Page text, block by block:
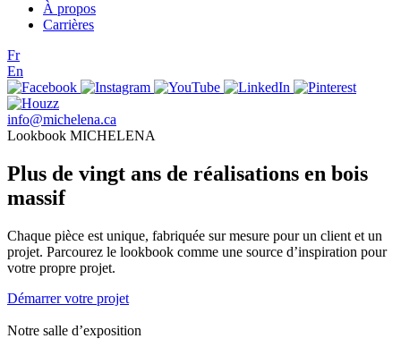
À propos
Carrières
Fr
En
info@michelena.ca
Lookbook MICHELENA
Plus de vingt ans de réalisations en bois
massif
Chaque pièce est unique, fabriquée sur mesure pour un client et un
projet. Parcourez le lookbook comme une source d’inspiration pour
votre propre projet.
Démarrer votre projet
Notre salle d’exposition